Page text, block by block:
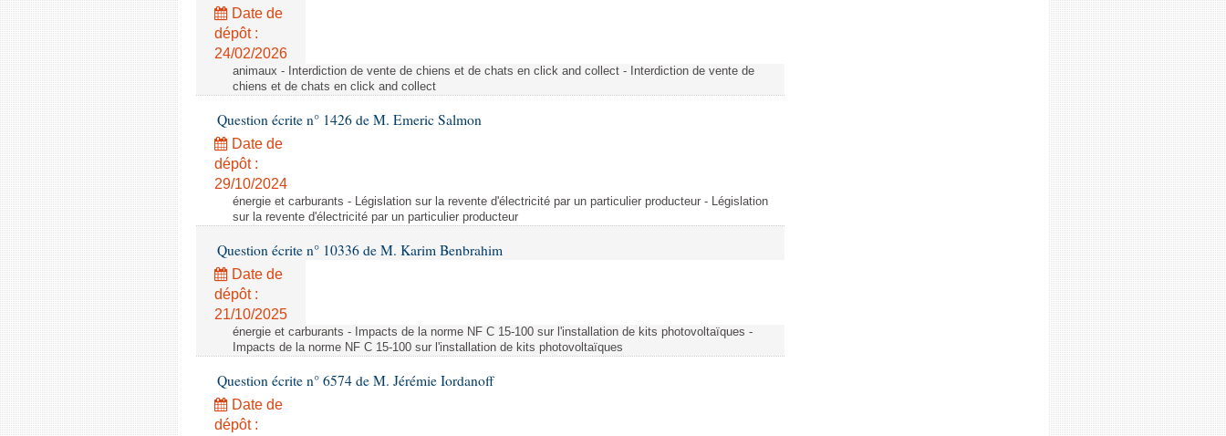
Date de
dépôt :
24/02/2026
animaux - Interdiction de vente de chiens et de chats en click and collect - Interdiction de vente de
chiens et de chats en click and collect
Question écrite n° 1426 de M. Emeric Salmon
Date de
dépôt :
29/10/2024
énergie et carburants - Législation sur la revente d'électricité par un particulier producteur - Législation
sur la revente d'électricité par un particulier producteur
Question écrite n° 10336 de M. Karim Benbrahim
Date de
dépôt :
21/10/2025
énergie et carburants - Impacts de la norme NF C 15-100 sur l'installation de kits photovoltaïques -
Impacts de la norme NF C 15-100 sur l'installation de kits photovoltaïques
Question écrite n° 6574 de M. Jérémie Iordanoff
Date de
dépôt :